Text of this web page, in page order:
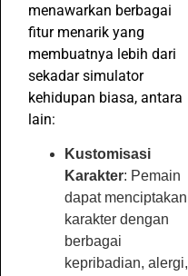
menawarkan berbagai
fitur menarik yang
membuatnya lebih dari
sekadar simulator
kehidupan biasa, antara
lain:
Kustomisasi
Karakter: Pemain
dapat menciptakan
karakter dengan
berbagai
kepribadian, alergi,